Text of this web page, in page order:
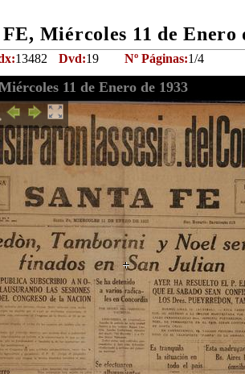
Miércoles 11 de Enero
13482 Dvd:19 Nº Páginas:1/4
11 de Enero de 1933